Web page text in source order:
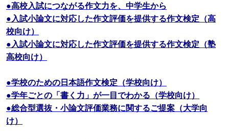
●高校入試につながる作文力を、中学生から
●入試小論文に対応した作文評価を提供する作文検定（高
校向け）
●入試小論文に対応した作文評価を提供する作文検定（塾
高校向け）
●学校のための日本語作文検定（学校向け）
●学年ごとの「書く力」が一目でわかる（学校向け）
●総合型選抜・小論文評価業務に関するご提案（大学向
け）